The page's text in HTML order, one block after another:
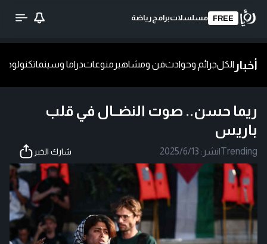
FREE مسلسلاتبرامج رياضة
أخبار الكلجرائم وحوادثفن ومشاهير منوعاتدراما وسينماتكنولوجيا
ريما حسن.. صوت النضــال في قلب
باريس
Trending
|نشر: 2025/6/13 شارك الخبر